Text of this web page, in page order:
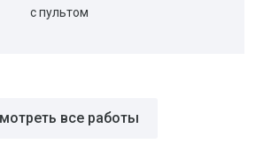
с пультом
все работы